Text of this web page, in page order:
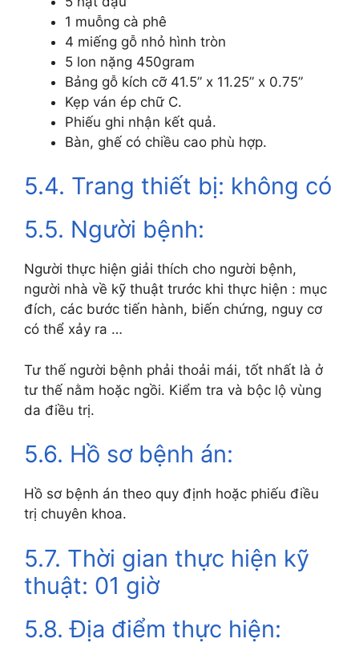
1 muỗng cà phê
4 miếng gỗ nhỏ hình tròn
5 lon nặng 450gram
Bảng gỗ kích cỡ 41.5” x 11.25” x 0.75”
Kẹp ván ép chữ C.
Phiếu ghi nhận kết quả.
Bàn, ghế có chiều cao phù hợp.
5.4. Trang thiết bị: không có
5.5. Người bệnh:
Người thực hiện giải thích cho người bệnh,
người nhà về kỹ thuật trước khi thực hiện : mục
đích, các bước tiến hành, biến chứng, nguy cơ
có thể xảy ra …
Tư thế người bệnh phải thoải mái, tốt nhất là ở
tư thế nằm hoặc ngồi. Kiểm tra và bộc lộ vùng
da điều trị.
5.6. Hồ sơ bệnh án:
Hồ sơ bệnh án theo quy định hoặc phiếu điều
trị chuyên khoa.
5.7. Thời gian thực hiện kỹ
thuật: 01 giờ
5.8. Địa điểm thực hiện: